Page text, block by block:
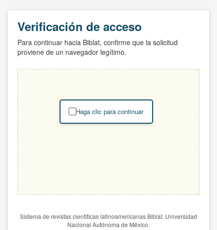
Verificación de acceso
Para continuar hacia Biblat, confirme que la solicitud
proviene de un navegador legítimo.
Haga clic para continuar
Sistema de revistas científicas latinoamericanas Biblat. Universidad
Nacional Autónoma de México.